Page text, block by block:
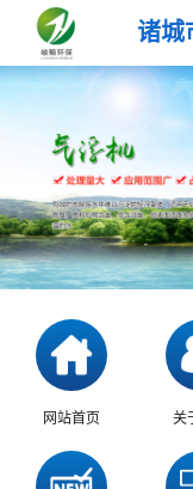
诸城
网站首页 关